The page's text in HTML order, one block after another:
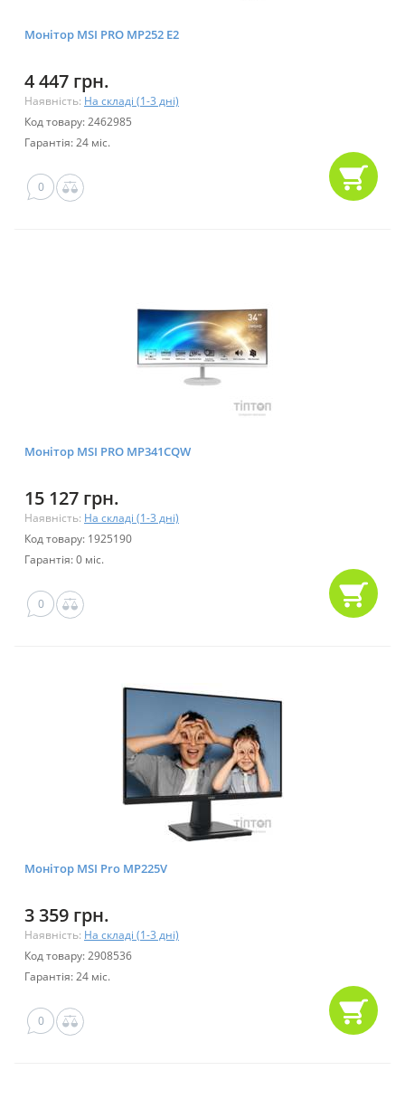
Монітор MSI PRO MP252 E2
4 447 грн.
Наявність: На складі (1-3 дні)
Код товару: 2462985
Гарантія: 24 міс.
0
Монітор MSI PRO MP341CQW
15 127 грн.
Наявність: На складі (1-3 дні)
Код товару: 1925190
Гарантія: 0 міс.
0
Монітор MSI Pro MP225V
3 359 грн.
Наявність: На складі (1-3 дні)
Код товару: 2908536
Гарантія: 24 міс.
0